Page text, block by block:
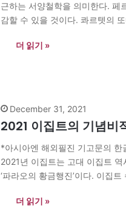
근하는 서양철학을 의미한다. 페
감할 수 있을 것이다. 콰르텟의
더 읽기 »
December 31, 2021
2021 이집트의 기념비
*아시아엔 해외필진 기고문의
2021년 이집트는 고대 이집트
‘파라오의 황금행진’이다. 이집
더 읽기 »